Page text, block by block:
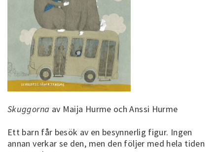
Skuggorna av Maija Hurme och Anssi Hurme
Ett barn får besök av en besynnerlig figur. Ingen
annan verkar se den, men den följer med hela tiden